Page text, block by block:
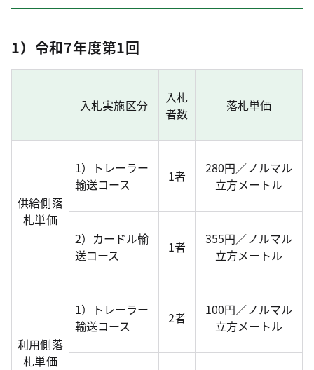
1）令和7年度第1回
入札実施区分
入札
者数
落札単価
供給側落
札単価
1）トレーラー
輸送コース
1者
280円／ノルマル
立方メートル
2）カードル輸
送コース
1者
355円／ノルマル
立方メートル
利用側落
札単価
1）トレーラー
輸送コース
2者
100円／ノルマル
立方メートル